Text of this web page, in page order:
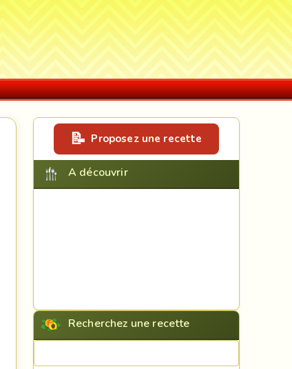
Proposez une recette
A découvrir
Recherchez une recette